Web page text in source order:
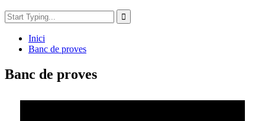
Inici
Banc de proves
Banc de proves